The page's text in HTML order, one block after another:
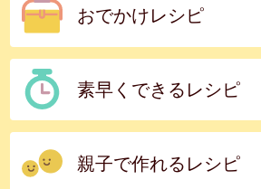
おでかけレシピ
素早くできるレシピ
親子で作れるレシピ